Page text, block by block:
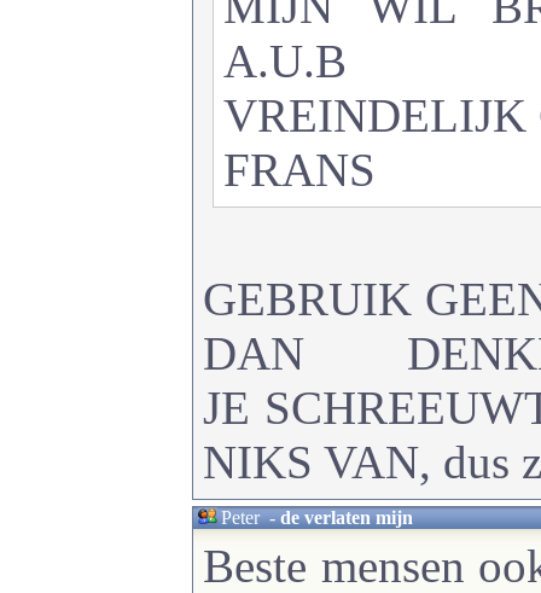
A.U.B
VREINDELIJK
FRANS
GEBRUIK
DAN
JE
NIKS VAN, dus
Peter-de verlaten mijn
Beste mensen